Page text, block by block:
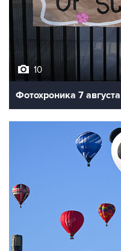
10
Фотохроника 7 августа